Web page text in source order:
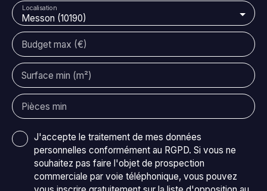
maison bourgeoise comme on en rêve :4 places de
stationnement intérieur pour garer vos véhicules en
toute sécurité,Une toiture mécanique saine qui
protège votre foyer des intempéries,Une exposition
traversante pour profiter de la lumière naturelle toute
la journée,Une vue dégagée sur le jardin et la
terrasse pour des moments de détente inoubliables.
BONUSUn studio indépendant de 43m2, une grange
avec garage et atelier viennent compléter ce
quartier calme et recherché, cette maison est à
proximité de plusieurs commodités qui faciliteront
votre quotidien. À moins de 5 minutes à pied, vous
trouverez des commerces de proximité pour vos
Messon (10190)
Localisation
Budget max (€)
Surface min (m²)
Pièces min
J'accepte le traitement de mes données
personnelles conformément au RGPD. Si vous ne
souhaitez pas faire l'objet de prospection
commerciale par voie téléphonique, vous pouvez